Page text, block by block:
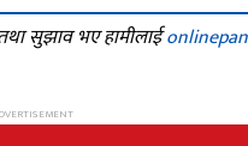
सुझाव भए हामीलाई